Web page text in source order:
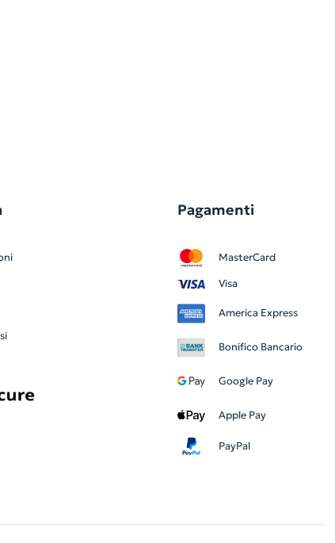
Pagamenti
MasterCard
Visa
America Express
Bonifico Bancario
Google Pay
Apple Pay
PayPal